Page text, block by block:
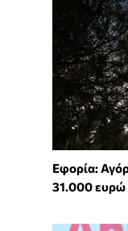
Εφορία:
31.000